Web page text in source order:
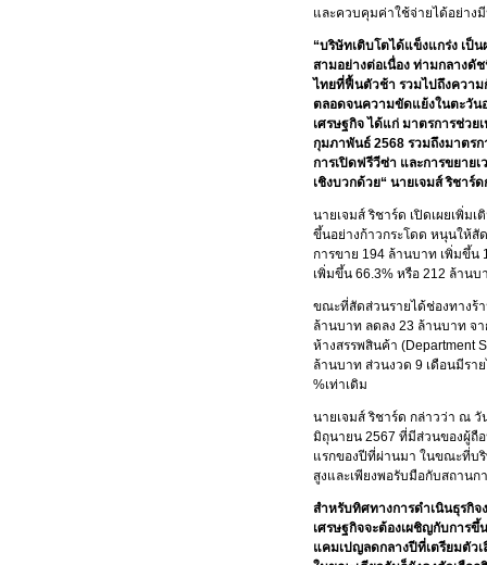
และควบคุมค่าใช้จ่ายได้อย่าง
“บริษัทเติบโตได้แข็งแกร่ง เป็
สามอย่างต่อเนื่อง ท่ามกลางดั
ไทยที่ฟื้นตัวช้า รวมไปถึงความ
ตลอดจนความขัดแย้งในตะวัน
เศรษฐกิจ ได้แก่ มาตรการช่วย
กุมภาพันธ์ 2568 รวมถึงมาตรก
การเปิดฟรีวีซ่า และการขยาย
เชิงบวกด้วย“ นายเจมส์ ริชาร์
นายเจมส์ ริชาร์ด เปิดเผยเพิ่ม
ขึ้นอย่างก้าวกระโดด หนุนให้สั
การขาย 194 ล้านบาท เพิ่มขึ้น
เพิ่มขึ้น 66.3% หรือ 212 ล้าน
ขณะที่สัดส่วนรายได้ช่องทางร้
ล้านบาท ลดลง 23 ล้านบาท จ
ห้างสรรพสินค้า (Department
ล้านบาท ส่วนงวด 9 เดือนมีรา
%เท่าเดิม
นายเจมส์ ริชาร์ด กล่าวว่า ณ
มิถุนายน 2567 ที่มีส่วนของผู้ถื
แรกของปีที่ผ่านมา ในขณะที่บริ
สูงและเพียงพอรับมือกับสถาน
สำหรับทิศทางการดำเนินธุรกิ
เศรษฐกิจจะต้องเผชิญกับการ
แคมเปญลดกลางปีที่เตรียมตัว